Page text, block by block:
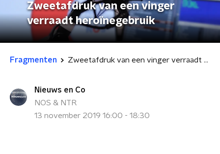
Zweetafdruk van een vinger
verraadt heroïnegebruik
Fragmenten Zweetafdruk van een vinger verraadt heroïnegebruik
Nieuws en Co
NOS & NTR
13 november 2019 16:00 - 18:30